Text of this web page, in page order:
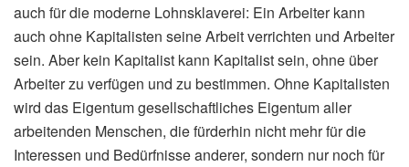
auch für die moderne Lohnsklaverei: Ein Arbeiter kann
auch ohne Kapitalisten seine Arbeit verrichten und Arbeiter
sein. Aber kein Kapitalist kann Kapitalist sein, ohne über
Arbeiter zu verfügen und zu bestimmen. Ohne Kapitalisten
wird das Eigentum gesellschaftliches Eigentum aller
arbeitenden Menschen, die fürderhin nicht mehr für die
Interessen und Bedürfnisse anderer, sondern nur noch für